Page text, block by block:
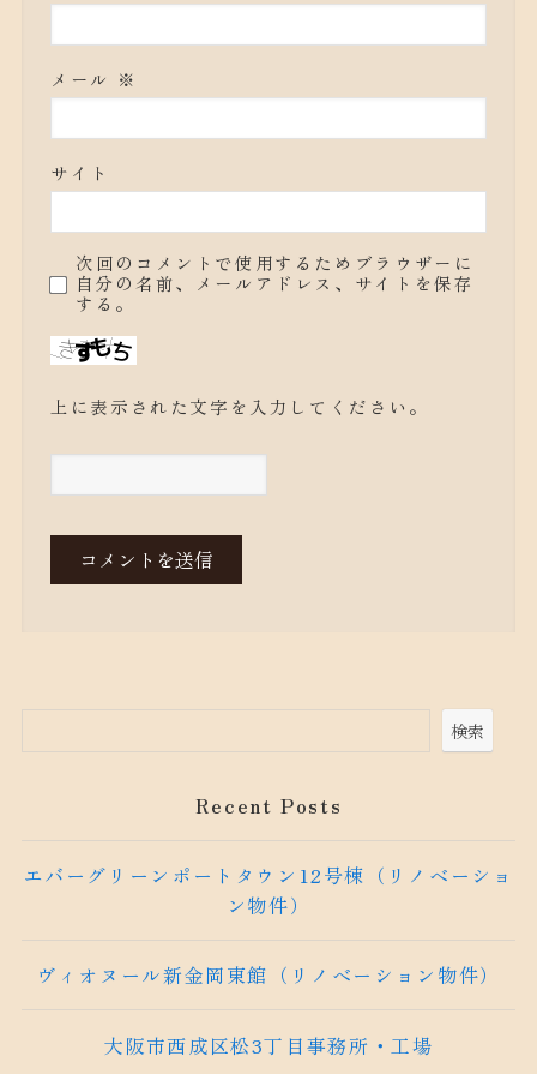
メール ※
サイト
次回のコメントで使用するためブラウザーに
自分の名前、メールアドレス、サイトを保存
する。
上に表示された文字を入力してください。
検索
Recent Posts
エバーグリーンポートタウン12号棟（リノベーショ
ン物件）
ヴィオヌール新金岡東館（リノベーション物件）
大阪市西成区松3丁目事務所・工場